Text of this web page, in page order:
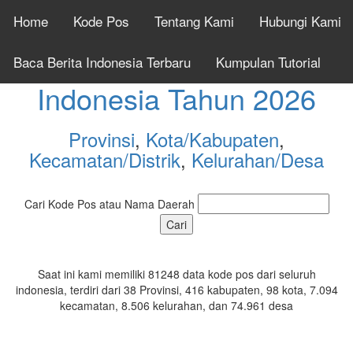
Home Kode Pos Tentang Kami Hubungi Kami
Baca Berita Indonesia Terbaru Kumpulan Tutorial
Cek Kode Pos Seluruh
Indonesia Tahun 2026
Provinsi, Kota/Kabupaten,
Kecamatan/Distrik, Kelurahan/Desa
Cari Kode Pos atau Nama Daerah
Saat ini kami memiliki 81248 data kode pos dari seluruh
indonesia, terdiri dari 38 Provinsi, 416 kabupaten, 98 kota, 7.094
kecamatan, 8.506 kelurahan, dan 74.961 desa